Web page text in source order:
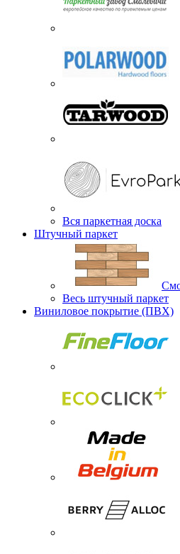
Вся паркетная доска
Штучный паркет
Весь штучный паркет
Виниловое покрытие (ПВХ)